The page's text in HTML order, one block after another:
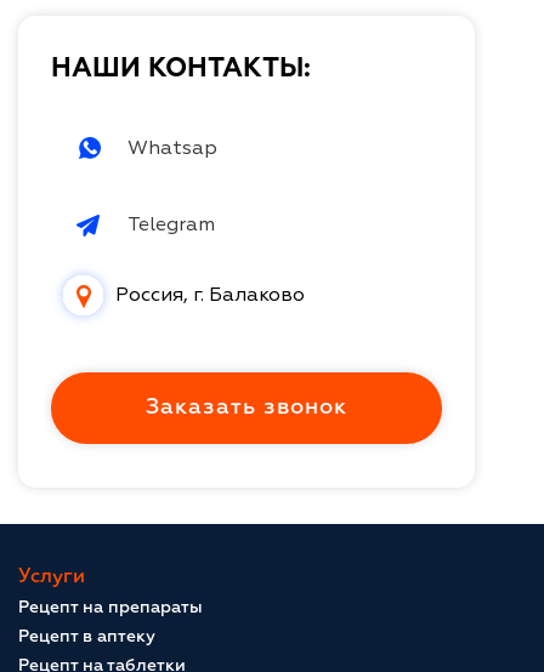
НАШИ КОНТАКТЫ:
Whatsap
Telegram
Россия, г. Балаково
Заказать звонок
Услуги
Рецепт на препараты
Рецепт в аптеку
Рецепт на таблетки